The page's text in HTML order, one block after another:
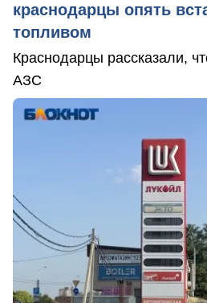
краснодарцы опять
топливом
Краснодарцы рассказали,
АЗС